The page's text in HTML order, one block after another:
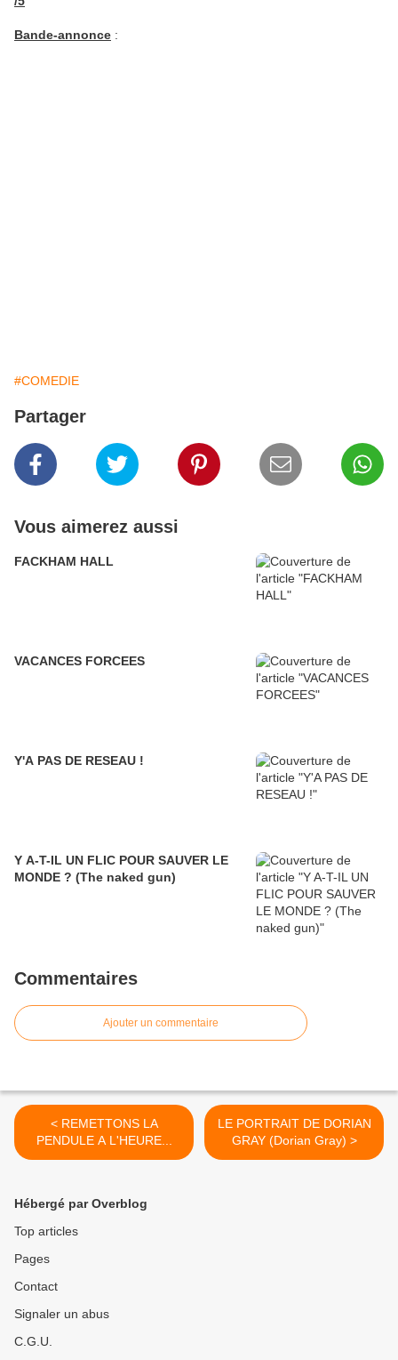
Bande-annonce :
#COMEDIE
Partager
Vous aimerez aussi
FACKHAM HALL
VACANCES FORCEES
Y'A PAS DE RESEAU !
Y A-T-IL UN FLIC POUR SAUVER LE
MONDE ? (The naked gun)
Commentaires
Ajouter un commentaire
< REMETTONS LA
PENDULE A L'HEURE...
LE PORTRAIT DE DORIAN
GRAY (Dorian Gray) >
Hébergé par Overblog
Top articles
Pages
Contact
Signaler un abus
C.G.U.